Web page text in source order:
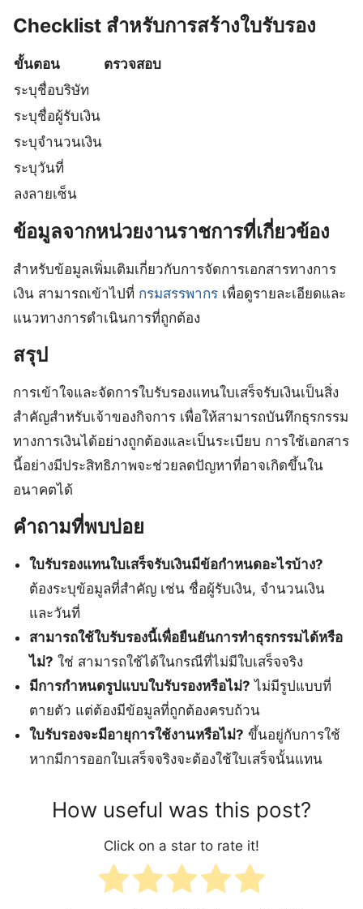
Checklist สำหรับการสร้างใบรับรอง
ขั้นตอน
ตรวจสอบ
ระบุชื่อบริษัท
ระบุชื่อผู้รับเงิน
ระบุจำนวนเงิน
ระบุวันที่
ลงลายเซ็น
ข้อมูลจากหน่วยงานราชการที่เกี่ยวข้อง
สำหรับข้อมูลเพิ่มเติมเกี่ยวกับการจัดการเอกสารทางการ
เงิน สามารถเข้าไปที่ กรมสรรพากร เพื่อดูรายละเอียดและ
แนวทางการดำเนินการที่ถูกต้อง
สรุป
การเข้าใจและจัดการใบรับรองแทนใบเสร็จรับเงินเป็นสิ่ง
สำคัญสำหรับเจ้าของกิจการ เพื่อให้สามารถบันทึกธุรกรรม
ทางการเงินได้อย่างถูกต้องและเป็นระเบียบ การใช้เอกสาร
นี้อย่างมีประสิทธิภาพจะช่วยลดปัญหาที่อาจเกิดขึ้นใน
อนาคตได้
คำถามที่พบบ่อย
ใบรับรองแทนใบเสร็จรับเงินมีข้อกำหนดอะไรบ้าง?
ต้องระบุข้อมูลที่สำคัญ เช่น ชื่อผู้รับเงิน, จำนวนเงิน
และวันที่
สามารถใช้ใบรับรองนี้เพื่อยืนยันการทำธุรกรรมได้หรือ
ไม่? ใช่ สามารถใช้ได้ในกรณีที่ไม่มีใบเสร็จจริง
มีการกำหนดรูปแบบใบรับรองหรือไม่? ไม่มีรูปแบบที่
ตายตัว แต่ต้องมีข้อมูลที่ถูกต้องครบถ้วน
ใบรับรองจะมีอายุการใช้งานหรือไม่? ขึ้นอยู่กับการใช้
หากมีการออกใบเสร็จจริงจะต้องใช้ใบเสร็จนั้นแทน
How useful was this post?
Click on a star to rate it!